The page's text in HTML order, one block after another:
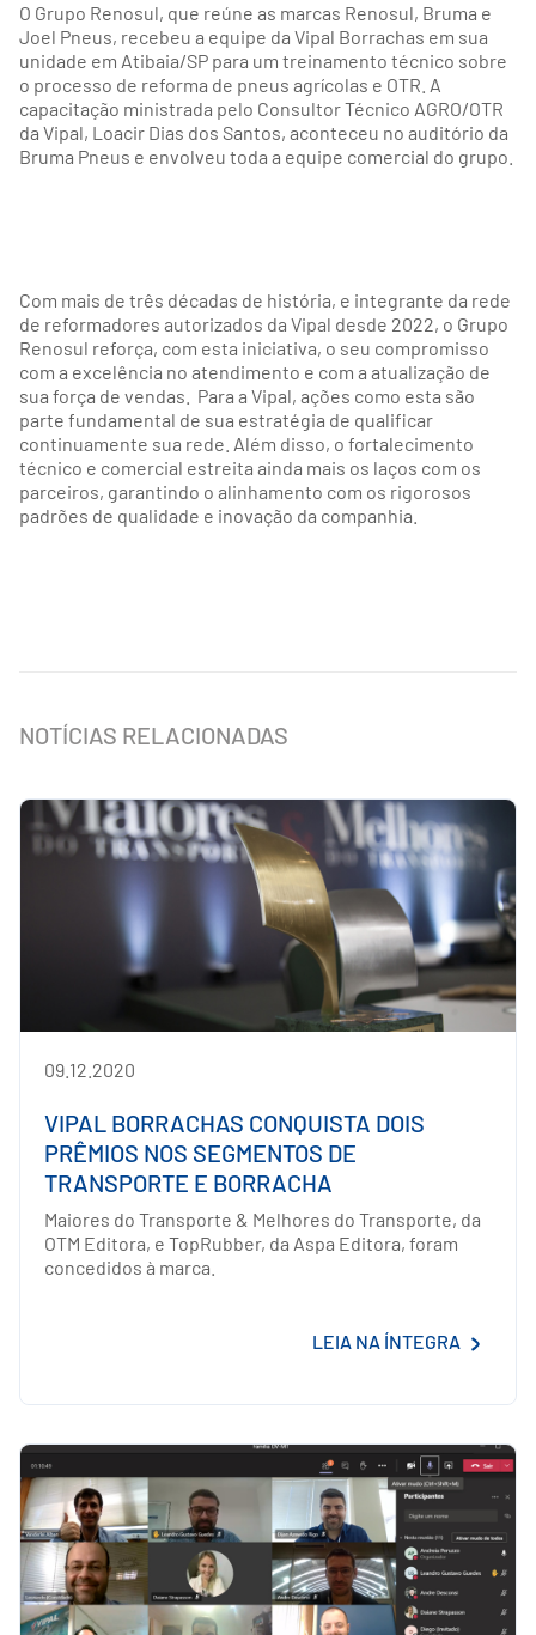
O Grupo Renosul, que reúne as marcas Renosul, Bruma e
Joel Pneus, recebeu a equipe da Vipal Borrachas em sua
unidade em Atibaia/SP para um treinamento técnico sobre
o processo de reforma de pneus agrícolas e OTR. A
capacitação ministrada pelo Consultor Técnico AGRO/OTR
da Vipal, Loacir Dias dos Santos, aconteceu no auditório da
Bruma Pneus e envolveu toda a equipe comercial do grupo.
Com mais de três décadas de história, e integrante da rede
de reformadores autorizados da Vipal desde 2022, o Grupo
Renosul reforça, com esta iniciativa, o seu compromisso
com a excelência no atendimento e com a atualização de
sua força de vendas. Para a Vipal, ações como esta são
parte fundamental de sua estratégia de qualificar
continuamente sua rede. Além disso, o fortalecimento
técnico e comercial estreita ainda mais os laços com os
parceiros, garantindo o alinhamento com os rigorosos
padrões de qualidade e inovação da companhia.
NOTÍCIAS RELACIONADAS
09.12.2020
VIPAL BORRACHAS CONQUISTA DOIS
PRÊMIOS NOS SEGMENTOS DE
TRANSPORTE E BORRACHA
Maiores do Transporte & Melhores do Transporte, da
OTM Editora, e TopRubber, da Aspa Editora, foram
concedidos à marca.
LEIA NA ÍNTEGRA